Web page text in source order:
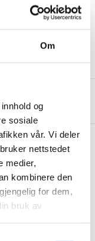
Om
og
sosiale
vår. Vi deler
nettstedet
medier,
kombinere den
for dem,
bruk av